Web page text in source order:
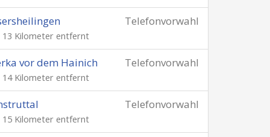
Telefonvorwahl
13 Kilometer entfernt
Telefonvorwahl
vor dem Hainich
14 Kilometer entfernt
Telefonvorwahl
15 Kilometer entfernt